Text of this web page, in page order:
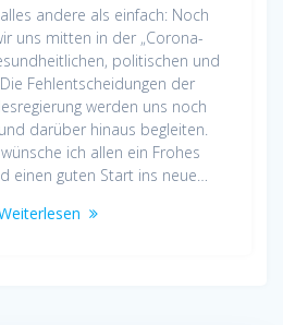
andere als einfach: Noch
uns mitten in der „Corona-
politischen und
Fehlentscheidungen der
werden uns noch
darüber hinaus begleiten.
ich allen ein Frohes
einen guten Start ins neue…